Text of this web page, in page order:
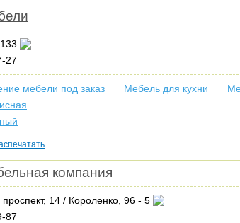
27
мебели под заказ Мебель для кухни
компания
14 / Короленко, 96 - 5
87